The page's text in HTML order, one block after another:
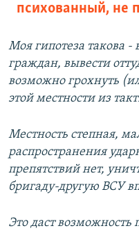
психованный, не
Моя гипотеза такова -
граждан, вывести
возможно грохнуть
этой местности из
Местность степная,
распространения
препятствий нет,
бригаду-другую ВСУ
Это даст возможность